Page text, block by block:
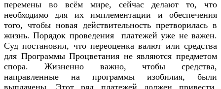
перемены во всём мире, сейчас делают то, что
необходимо для их имплементации и обеспечения
того, чтобы новая действительность претворилась в
жизнь. Порядок проведения платежей уже не важен.
Суд постановил, что переоценка валют или средства
для Программы Процветания не являются предметом
спора. Жизненно важно, чтобы средства,
направленные на программы изобилия, были
выплачены. Этот ряд платежей должен привести,